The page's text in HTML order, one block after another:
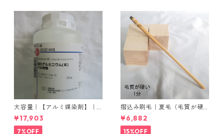
大容量｜【アルミ媒染剤】｜5
00g−5本入り｜塩化アルミニ
ウム
¥17,903
7%OFF
摺込み刷毛｜夏毛（毛質が硬
い）1分｜16本入り＊1セット
¥6,882
15%OFF